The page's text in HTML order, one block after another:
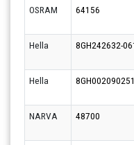
OSRAM
64156
Hella 8GH242632-
Hella 8GH002090251
NARVA 48700